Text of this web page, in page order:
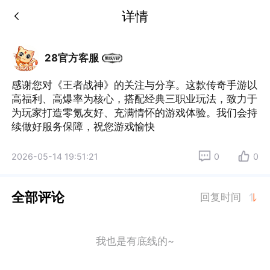
详情
28官方客服
感谢您对《王者战神》的关注与分享。这款传奇手游以
高福利、高爆率为核心，搭配经典三职业玩法，致力于
为玩家打造零氪友好、充满情怀的游戏体验。我们会持
续做好服务保障，祝您游戏愉快
2026-05-14 19:51:21 0 0
全部评论 回复时间
我也是有底线的~